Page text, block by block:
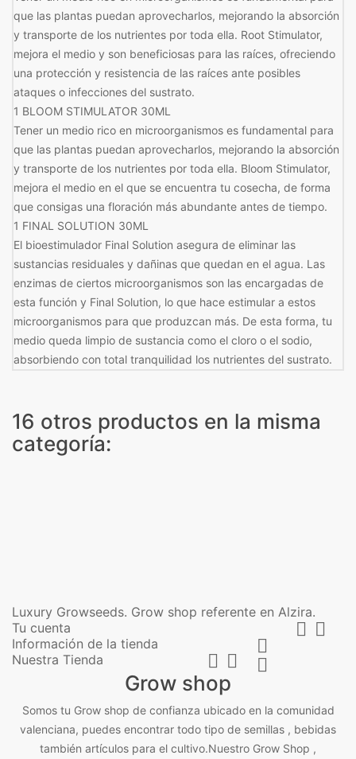
que las plantas puedan aprovecharlos, mejorando la absorción
y transporte de los nutrientes por toda ella. Root Stimulator,
mejora el medio y son beneficiosas para las raíces, ofreciendo
una protección y resistencia de las raíces ante posibles
ataques o infecciones del sustrato.
1 BLOOM STIMULATOR 30ML
Tener un medio rico en microorganismos es fundamental para
que las plantas puedan aprovecharlos, mejorando la absorción
y transporte de los nutrientes por toda ella. Bloom Stimulator,
mejora el medio en el que se encuentra tu cosecha, de forma
que consigas una floración más abundante antes de tiempo.
1 FINAL SOLUTION 30ML
El bioestimulador Final Solution asegura de eliminar las
sustancias residuales y dañinas que quedan en el agua. Las
enzimas de ciertos microorganismos son las encargadas de
esta función y Final Solution, lo que hace estimular a estos
microorganismos para que produzcan más. De esta forma, tu
medio queda limpio de sustancia como el cloro o el sodio,
absorbiendo con total tranquilidad los nutrientes del sustrato.
16 otros productos en la misma
categoría:
Luxury Growseeds. Grow shop referente en Alzira.
Tu cuenta
 
Información de la tienda


Nuestra Tienda  
Grow shop
Somos tu Grow shop de confianza ubicado en la comunidad
valenciana, puedes encontrar todo tipo de semillas , bebidas
también artículos para el cultivo.Nuestro Grow Shop ,